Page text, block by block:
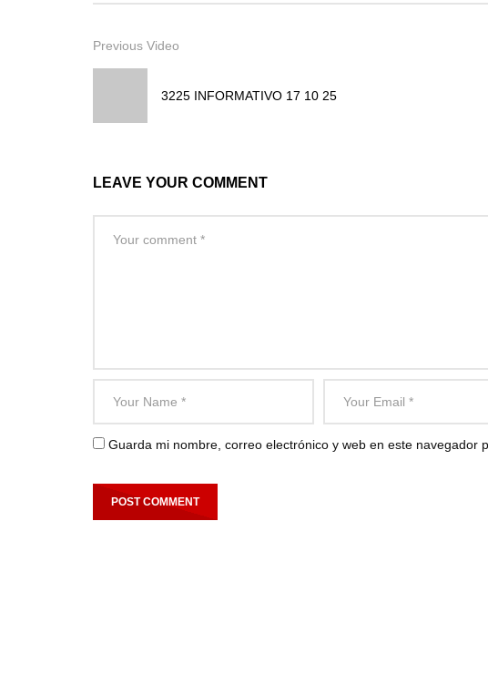
Previous Video
3225 INFORMATIVO 17 10 25
LEAVE YOUR COMMENT
Guarda mi nombre, correo electrónico y web en este navegador